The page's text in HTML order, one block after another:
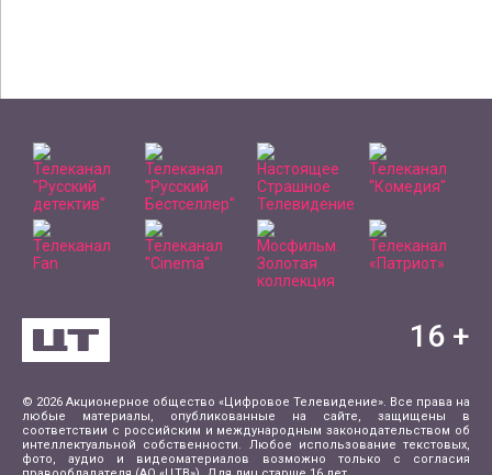
© 2026 Акционерное общество «Цифровое Телевидение». Все права на
любые материалы, опубликованные на сайте, защищены в
соответствии с российским и международным законодательством об
интеллектуальной собственности. Любое использование текстовых,
фото, аудио и видеоматериалов возможно только с согласия
16 +